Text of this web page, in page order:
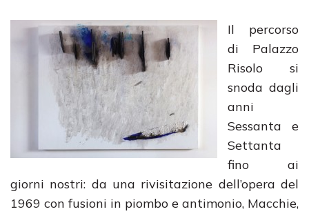
Il percorso
di Palazzo
Risolo si
snoda dagli
anni
Sessanta e
Settanta
fino ai
giorni nostri: da una rivisitazione dell’opera del
1969 con fusioni in piombo e antimonio, Macchie,